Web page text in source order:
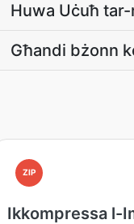
Huwa Uċuħ
Għandi bżonn
ZIP
Ikkompressa l-